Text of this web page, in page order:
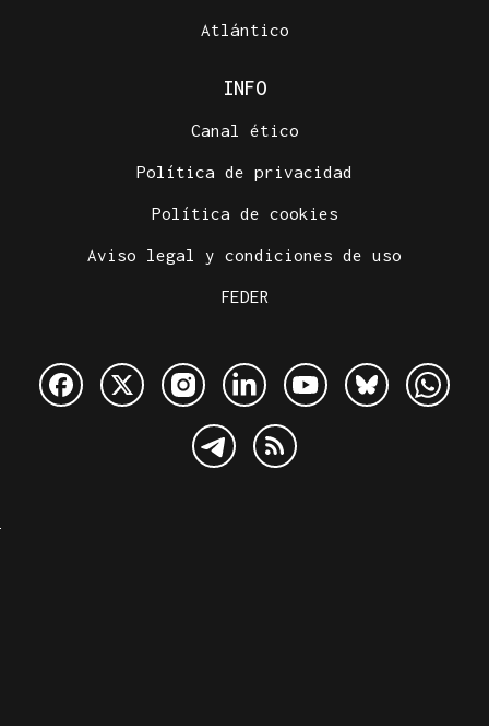
Atlántico
INFO
Canal ético
Política de privacidad
Política de cookies
Aviso legal y condiciones de uso
FEDER